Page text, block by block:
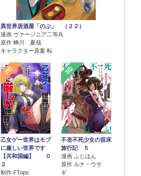
異世界居酒屋「のぶ」 （２２）
漫画 ヴァージニア二等兵
原作 蝉川 夏哉
キャラクター原案 転
2位
乙女ゲー世界はモブ
に厳しい世界です
【共和国編】 ０
２
制作 FTops
3位
不老不死少女の苗床
旅行記 ５
漫画 ふじはん
原作 ルナ・ウサ
ギ